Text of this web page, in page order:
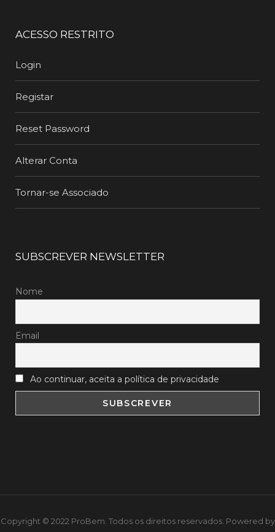
ACESSO RESTRITO
Login
Registar
Reset Password
Alterar Conta
Tornar-se Associado
SUBSCREVER NEWSLETTER
Nome
Email
Ao continuar, aceita a política de privacidade
Copyright © 2022 ProBem. Todos os direitos reservados. Powered by